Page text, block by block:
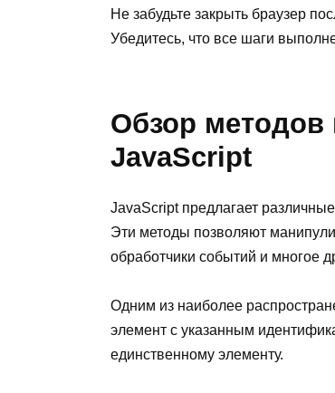
Не забудьте закрыть браузер
Убедитесь, что все шаги
Обзор
JavaScript
JavaScript предлагает
Эти методы позволяют
обработчики событий и многое
Одним из наиболее
элемент с указанным
единственному элементу.